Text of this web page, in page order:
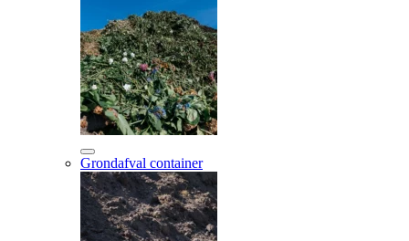
Grondafval container